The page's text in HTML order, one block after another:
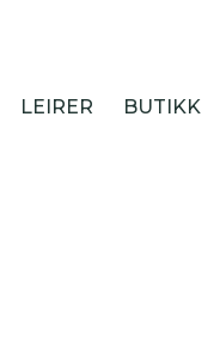
BUTIKK
LEIRER